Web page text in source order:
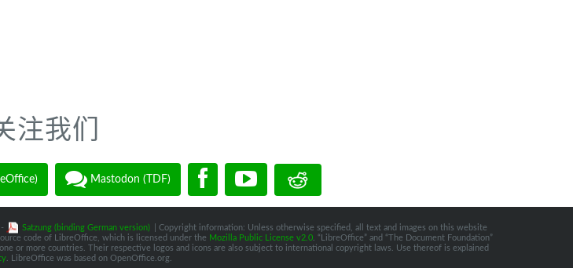
注我们
Mastodon (TDF)
- Satzung (binding German version)
| Copyright information: Unless otherwise specified, all text and images on this website
code of LibreOffice, which is licensed under the Mozilla Public License v2.0 . “LibreOffice” and “The Document Foundation”
or more countries. Their respective logos and icons are also subject to international copyright laws. Use thereof is explained
. LibreOffice was based on OpenOffice.org.